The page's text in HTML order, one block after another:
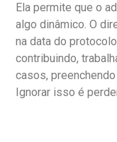
Ela permite que o
algo dinâmico. O
na data do
contribuindo,
casos,
Ignorar isso é